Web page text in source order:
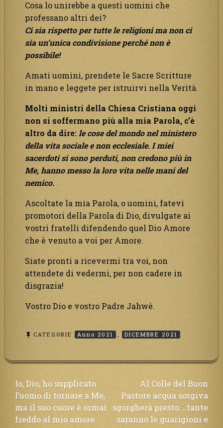
Cosa lo unirebbe a questi uomini che
professano altri dei?
Ci sia rispetto per tutte le religioni ma non ci
sia un’unica condivisione perché non è
possibile!
Amati uomini, prendete le Sacre Scritture
in mano e leggete per istruirvi nella Verità.
Molti ministri della Chiesa Cristiana oggi
non si soffermano più alla mia Parola, c’è
altro da dire:le cose del mondo nel ministero
della vita sociale e non ecclesiale. I miei
sacerdoti si sono perduti, non credono più in
Me, hanno messo la loro vita nelle mani del
nemico.
Ascoltate la mia Parola, o uomini, fatevi
promotori della Parola di Dio, divulgate ai
vostri fratelli difendendo quel Dio Amore
che è venuto a voi per Amore.
Siate pronti a ricevermi tra voi, non
attendete di vedermi, per non cadere in
disgrazia!
Vostro Dio e vostro Padre Jahwè.
CATEGORIE Anno 2021 , DICEMBRE 2021
Navigazione
articoli
Io, Dio, ho supplicato
l’uomo di tornare a Me,
ma il suo cuore è ormai
freddo al mio amore.
Al Colle del Buon
Pastore acqua sorgiva
sgorgherà presto …tante
saranno le guarigioni e